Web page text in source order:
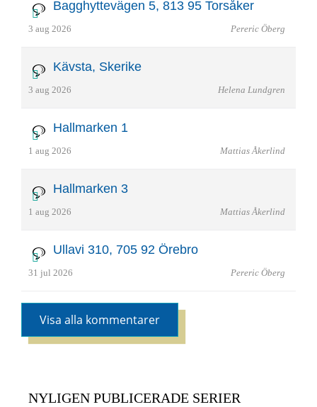
Bagghyttevägen 5, 813 95 Torsåker
3 aug 2026 Pereric Öberg
Kävsta, Skerike
3 aug 2026 Helena Lundgren
Hallmarken 1
1 aug 2026 Mattias Åkerlind
Hallmarken 3
1 aug 2026 Mattias Åkerlind
Ullavi 310, 705 92 Örebro
31 jul 2026 Pereric Öberg
Visa alla kommentarer
NYLIGEN PUBLICERADE SERIER